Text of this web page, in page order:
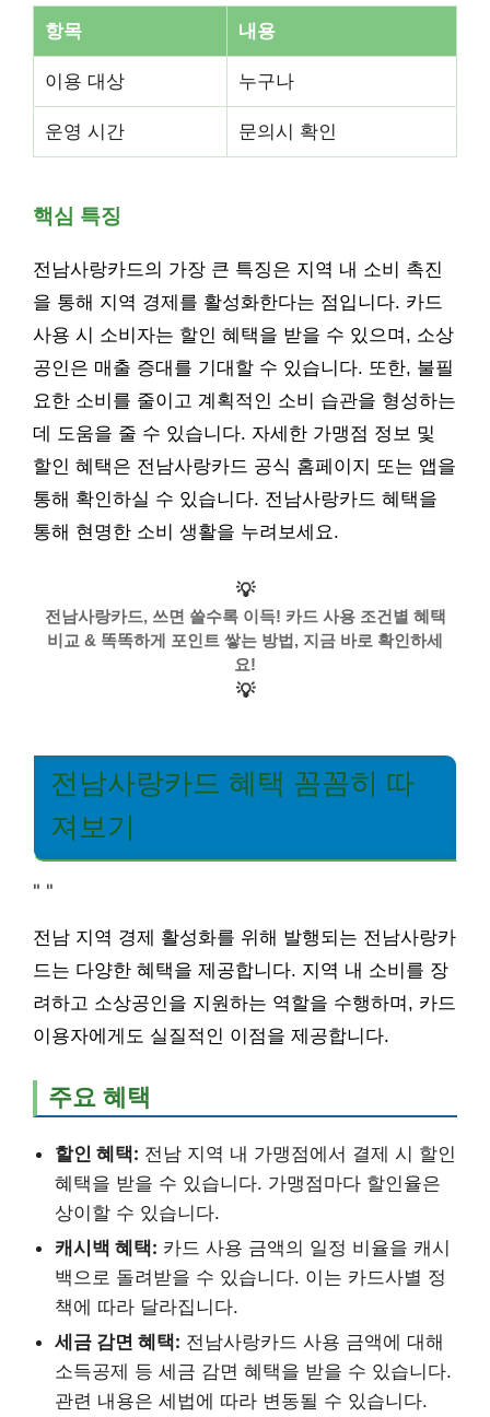
항목 내용
이용 대상 누구나
운영 시간 문의시 확인
핵심 특징
전남사랑카드의 가장 큰 특징은 지역 내 소비 촉진
을 통해 지역 경제를 활성화한다는 점입니다. 카드
사용 시 소비자는 할인 혜택을 받을 수 있으며, 소상
공인은 매출 증대를 기대할 수 있습니다. 또한, 불필
요한 소비를 줄이고 계획적인 소비 습관을 형성하는
데 도움을 줄 수 있습니다. 자세한 가맹점 정보 및
할인 혜택은 전남사랑카드 공식 홈페이지 또는 앱을
통해 확인하실 수 있습니다. 전남사랑카드 혜택을
통해 현명한 소비 생활을 누려보세요.
💡
전남사랑카드, 쓰면 쓸수록 이득! 카드 사용 조건별 혜택
비교 & 똑똑하게 포인트 쌓는 방법, 지금 바로 확인하세
요!
💡
전남사랑카드 혜택 꼼꼼히 따
져보기
" "
전남 지역 경제 활성화를 위해 발행되는 전남사랑카
드는 다양한 혜택을 제공합니다. 지역 내 소비를 장
려하고 소상공인을 지원하는 역할을 수행하며, 카드
이용자에게도 실질적인 이점을 제공합니다.
주요 혜택
할인 혜택: 전남 지역 내 가맹점에서 결제 시 할인
혜택을 받을 수 있습니다. 가맹점마다 할인율은
상이할 수 있습니다.
캐시백 혜택: 카드 사용 금액의 일정 비율을 캐시
백으로 돌려받을 수 있습니다. 이는 카드사별 정
책에 따라 달라집니다.
세금 감면 혜택: 전남사랑카드 사용 금액에 대해
소득공제 등 세금 감면 혜택을 받을 수 있습니다.
관련 내용은 세법에 따라 변동될 수 있습니다.